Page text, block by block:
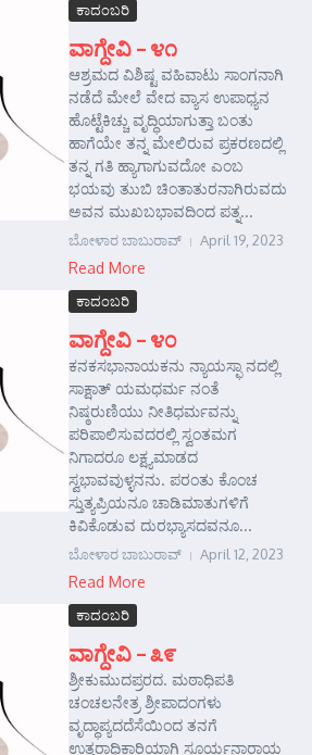
ಕಾದಂಬರಿ
ವಾಗ್ದೇವಿ – ೪೧
ಆಶ್ರಮದ ವಿಶಿಷ್ಟ ವಹಿವಾಟು ಸಾಂಗನಾಗಿ
ನಡೆದೆ ಮೇಲೆ ವೇದ ವ್ಯಾಸ ಉಪಾಧ್ಯನ
ಹೊಟ್ಟೆಕಿಚ್ಚು ವೃದ್ಧಿಯಾಗುತ್ತಾ ಬಂತು
ಹಾಗೆಯೇ ತನ್ನ ಮೇಲಿರುವ ಪ್ರಕರಣದಲ್ಲಿ
ತನ್ನ ಗತಿ ಹ್ಯಾಗಾಗುವದೋ ಎಂಬ
ಭಯವು ತುುಬಿ ಚಿಂತಾತುರನಾಗಿರುವದು
ಅವನ ಮುಖಬಭಾವದಿಂದ ಪತ್ನ...
ಬೋಳಾರ ಬಾಬುರಾವ್ April 19, 2023
Read More
ಕಾದಂಬರಿ
ವಾಗ್ದೇವಿ – ೪೦
ಕನಕಸಭಾನಾಯಕನು ನ್ಯಾಯಸ್ಫಾ ನದಲ್ಲಿ
ಸಾಕ್ಷಾತ್‌ ಯಮಧರ್ಮ ನಂತೆ
ನಿಷ್ಠರುಣಿಯು ನೀತಿಧರ್ಮವನ್ನು
ಪರಿಪಾಲಿಸುವದರಲ್ಲಿ ಸ್ವಂತಮಗ
ನಿಗಾದರೂ ಲಕ್ಷ್ಯಮಾಡದ
ಸ್ವಭಾವವುಳ್ಳನನು. ಪರಂತು ಕೊಂಚ
ಸ್ತುತ್ಯಪ್ರಿಯನೂ ಚಾಡಿಮಾತುಗಳಿಗೆ
ಕಿವಿಕೊಡುವ ದುರಭ್ಯಾಸದವನೂ...
ಬೋಳಾರ ಬಾಬುರಾವ್ April 12, 2023
Read More
ಕಾದಂಬರಿ
ವಾಗ್ದೇವಿ – ೩೯
ಶ್ರೀಕುಮುದಪ್ರರದ. ಮಠಾಧಿಪತಿ
ಚಂಚಲನೇತ್ರ ಶ್ರೀಪಾದಂಗಳು
ವೃದ್ಧಾಪ್ಯದದೆಸೆಯಿಂದ ತನಗೆ
ಉತ್ತರಾಧಿಕಾರಿಯಾಗಿ ಸೂರ್ಯನಾರಾಯ